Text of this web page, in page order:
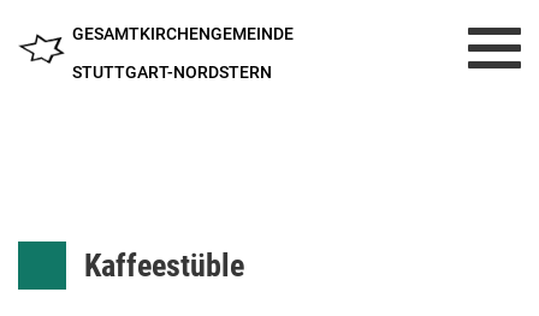
GESAMTKIRCHENGEMEINDE
STUTTGART-NORDSTERN
Kaffeestüble